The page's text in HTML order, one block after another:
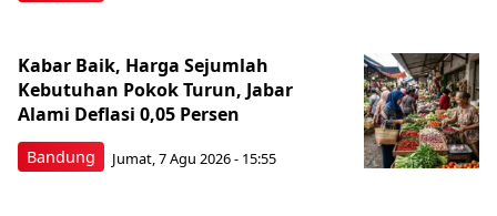
Bandung
Kabar Baik, Harga Sejumlah
Kebutuhan Pokok Turun, Jabar
Alami Deflasi 0,05 Persen
Jumat, 7 Agu 2026 - 15:55